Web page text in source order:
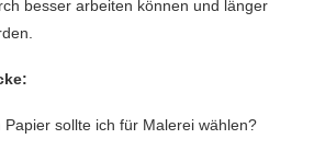
besser arbeiten können und länger
Papier sollte ich für Malerei wählen?